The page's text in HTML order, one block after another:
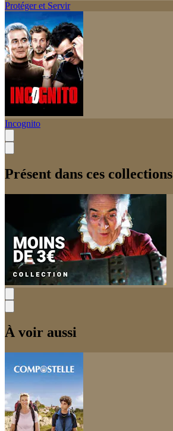
Protéger et Servir
Incognito
Présent dans ces collections
À voir aussi